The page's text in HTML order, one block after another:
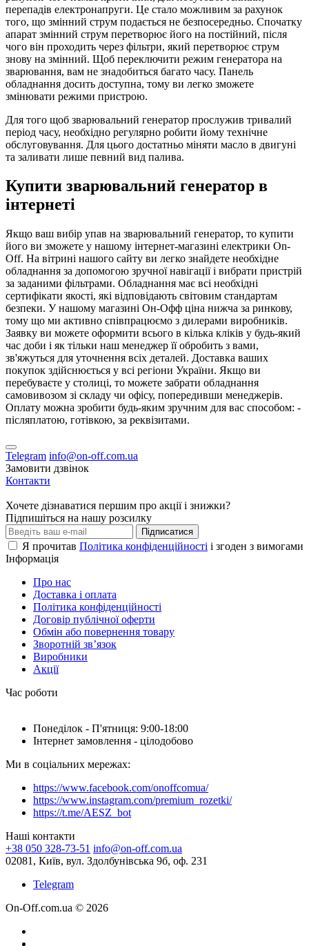
перепадів електронапруги. Це стало можливим за рахунок
того, що змінний струм подається не безпосередньо. Спочатку
апарат змінний струм перетворює його на постійний, після
чого він проходить через фільтри, який перетворює струм
знову на змінний. Щоб переключити режим генератора на
зварювання, вам не знадобиться багато часу. Панель
обладнання досить доступна, тому ви легко зможете
змінювати режими пристрою.
Для того щоб зварювальний генератор прослужив тривалий
період часу, необхідно регулярно робити йому технічне
обслуговування. Для цього достатньо міняти масло в двигуні
та заливати лише певний вид палива.
Купити зварювальний генератор в
інтернеті
Якщо ваш вибір упав на зварювальний генератор, то купити
його ви зможете у нашому інтернет-магазині електрики On-
Off. На вітрині нашого сайту ви легко знайдете необхідне
обладнання за допомогою зручної навігації і вибрати пристрій
за заданими фільтрами. Обладнання має всі необхідні
сертифікати якості, які відповідають світовим стандартам
безпеки. У нашому магазині Он-Офф ціна нижча за ринкову,
тому що ми активно співпрацюємо з дилерами виробників.
Заявку ви можете оформити всього в кілька кліків у будь-який
час доби і як тільки наш менеджер її обробить з вами,
зв'яжуться для уточнення всіх деталей. Доставка ваших
покупок здійснюється у всі регіони України. Якщо ви
перебуваєте у столиці, то можете забрати обладнання
самовивозом зі складу чи офісу, попередивши менеджерів.
Оплату можна зробити будь-яким зручним для вас способом: -
післяплатою, готівкою, за реквізитами.
Telegram info@on-off.com.ua
Замовити дзвінок
Контакти
Хочете дізнаватися першим про акції і знижки?
Підпишіться на нашу розсилку
Підписатися
Я прочитав Політика конфіденційності і згоден з вимогами
Інформація
Про нас
Доставка і оплата
Політика конфіденційності
Договір публічної оферти
Обмін або повернення товару
Зворотній зв’язок
Виробники
Акції
Час роботи
Понеділок - П'ятниця: 9:00-18:00
Інтернет замовлення - цілодобово
Ми в соціальних мережах:
https://www.facebook.com/onoffcomua/
https://www.instagram.com/premium_rozetki/
https://t.me/AESZ_bot
Наші контакти
+38 050 328-73-51 info@on-off.com.ua
02081, Київ, вул. Здолбунівська 9б, оф. 231
Telegram
On-Off.com.ua © 2026